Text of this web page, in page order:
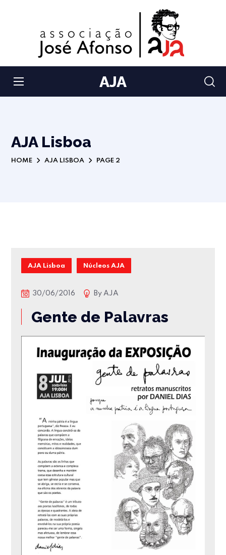
AJA
AJA Lisboa
HOME AJA LISBOA PAGE 2
AJA Lisboa Núcleos AJA
30/06/2016 ByAJA
Gente de Palavras